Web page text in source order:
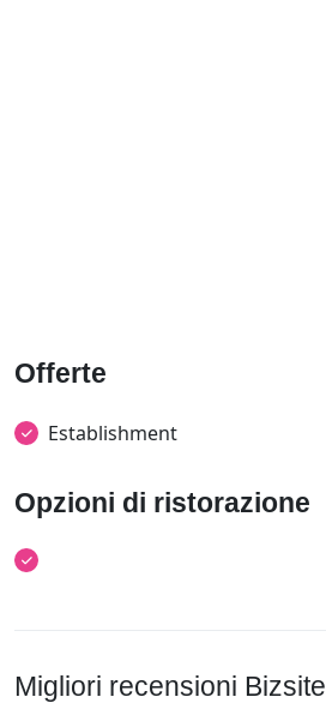
Offerte
Establishment
Opzioni di ristorazione
Migliori recensioni Bizsite